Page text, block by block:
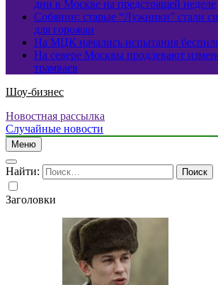
дни в Москве на предстоящей неделе
Собянин: старые “Лужники” стали
для горожан
На МЦК начались испытания
На севере Москвы продлевают
трамваев
Шоу-бизнес
Новостная рассылка
Случайные новости
Меню
Найти:
Заголовки